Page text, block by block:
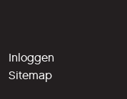
Inloggen
Sitemap